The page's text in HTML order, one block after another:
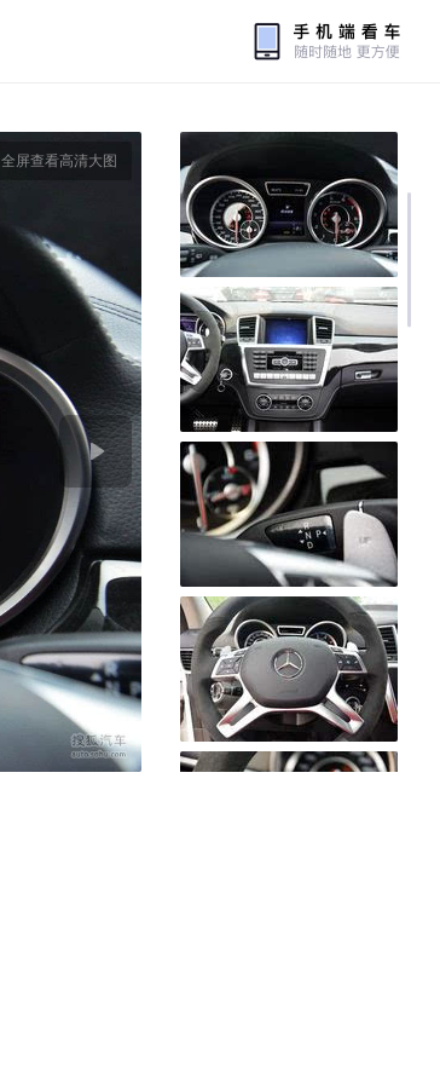
全屏查看高清大图